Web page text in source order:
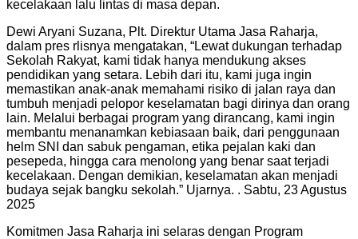
kecelakaan lalu lintas di masa depan.
Dewi Aryani Suzana, Plt. Direktur Utama Jasa Raharja,
dalam pres rlisnya mengatakan, “Lewat dukungan terhadap
Sekolah Rakyat, kami tidak hanya mendukung akses
pendidikan yang setara. Lebih dari itu, kami juga ingin
memastikan anak-anak memahami risiko di jalan raya dan
tumbuh menjadi pelopor keselamatan bagi dirinya dan orang
lain. Melalui berbagai program yang dirancang, kami ingin
membantu menanamkan kebiasaan baik, dari penggunaan
helm SNI dan sabuk pengaman, etika pejalan kaki dan
pesepeda, hingga cara menolong yang benar saat terjadi
kecelakaan. Dengan demikian, keselamatan akan menjadi
budaya sejak bangku sekolah.” Ujarnya. . Sabtu, 23 Agustus
2025
Komitmen Jasa Raharja ini selaras dengan Program